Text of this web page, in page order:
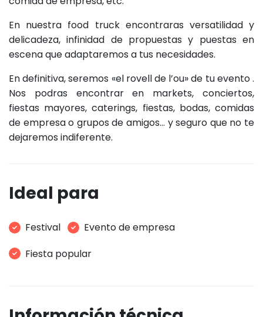
En nuestra food truck encontraras versatilidad y
delicadeza, infinidad de propuestas y puestas en
escena que adaptaremos a tus necesidades.
En definitiva, seremos «el rovell de l’ou» de tu evento .
Nos podras encontrar en markets, conciertos,
fiestas mayores, caterings, fiestas, bodas, comidas
de empresa o grupos de amigos... y seguro que no te
dejaremos indiferente.
Ideal para
Festival
Evento de empresa
Fiesta popular